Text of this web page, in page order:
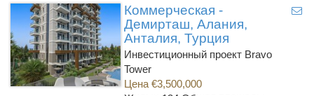
Коммерческая -
Демирташ, Алания,
Анталия, Турция
Инвестиционный проект Bravo
Tower
Цена €3,500,000